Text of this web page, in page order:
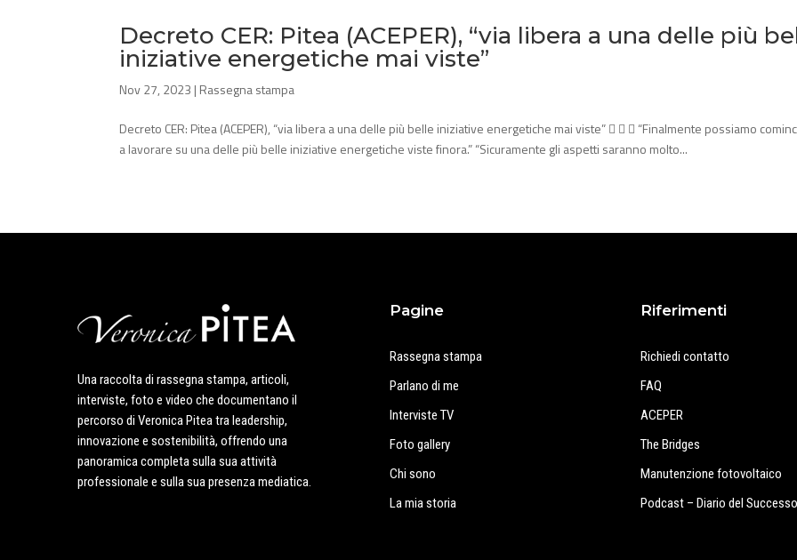
Decreto CER: Pitea (ACEPER), “via libera a una delle più
iniziative energetiche mai viste”
Nov 27, 2023 | Rassegna stampa
Decreto CER: Pitea (ACEPER), “via libera a una delle più belle iniziative energetiche mai viste”    “Finalmente possiamo
a lavorare su una delle più belle iniziative energetiche viste finora.” “Sicuramente gli aspetti saranno molto...
Una raccolta di rassegna stampa, articoli,
interviste, foto e video che documentano il
percorso di Veronica Pitea tra leadership,
innovazione e sostenibilità, offrendo una
panoramica completa sulla sua attività
professionale e sulla sua presenza mediatica.
Pagine
Rassegna stampa
Parlano di me
Interviste TV
Foto gallery
Chi sono
La mia storia
Riferimenti
Richiedi contatto
FAQ
ACEPER
The Bridges
Manutenzione fotovoltaico
Podcast – Diario del Successo